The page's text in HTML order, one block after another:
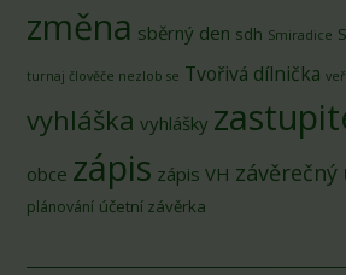
změna sběrný den sdh Smiradice
turnaj člověče nezlob se Tvořivá dílnička
vyhláška vyhlášky
obce zápis zápis VH závěrečný
plánování účetní závěrka